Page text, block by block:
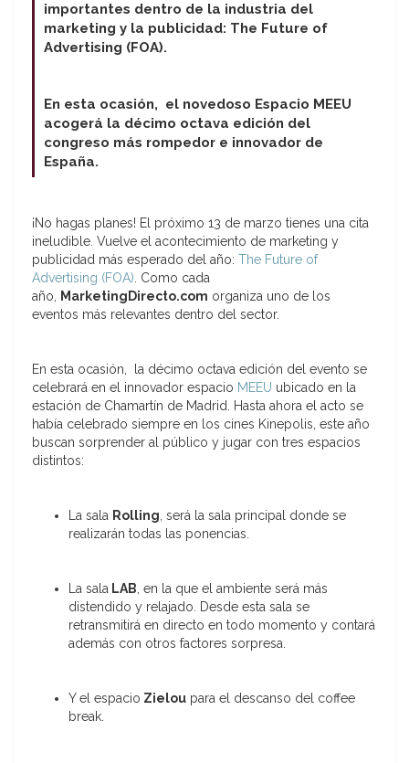
importantes dentro de la industria del
marketing y la publicidad: The Future of
Advertising (FOA).
En esta ocasión, el novedoso Espacio MEEU
acogerá la décimo octava edición del
congreso más rompedor e innovador de
España.
¡No hagas planes! El próximo 13 de marzo tienes una cita
ineludible. Vuelve el acontecimiento de marketing y
publicidad más esperado del año: The Future of
Advertising (FOA). Como cada
año, MarketingDirecto.com organiza uno de los
eventos más relevantes dentro del sector.
En esta ocasión, la décimo octava edición del evento se
celebrará en el innovador espacio MEEU ubicado en la
estación de Chamartín de Madrid. Hasta ahora el acto se
había celebrado siempre en los cines Kinepolis, este año
buscan sorprender al público y jugar con tres espacios
distintos:
La sala Rolling, será la sala principal donde se
realizarán todas las ponencias.
La sala LAB, en la que el ambiente será más
distendido y relajado. Desde esta sala se
retransmitirá en directo en todo momento y contará
además con otros factores sorpresa.
Y el espacio Zielou para el descanso del coffee
break.